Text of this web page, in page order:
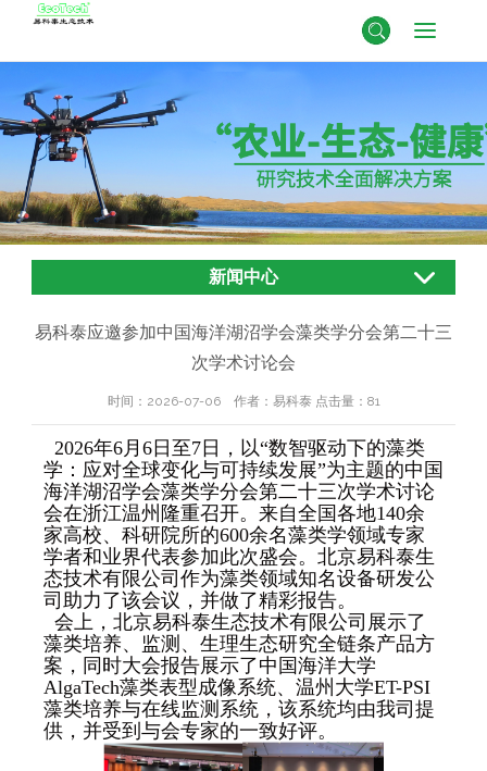
新闻中心
易科泰应邀参加中国海洋湖沼学会藻类学分会第二十三
次学术讨论会
时间：2026-07-06 作者：易科泰 点击量： 81
2026年6月6日至7日，以“数智驱动下的藻类
学：应对全球变化与可持续发展”为主题的中国
海洋湖沼学会藻类学分会第二十三次学术讨论
会在浙江温州隆重召开。来自全国各地140余
家高校、科研院所的600余名藻类学领域专家
学者和业界代表参加此次盛会。北京易科泰生
态技术有限公司作为藻类领域知名设备研发公
司助力了该会议，并做了精彩报告。
会上，北京易科泰生态技术有限公司展示了
藻类培养、监测、生理生态研究全链条产品方
案，同时大会报告展示了中国海洋大学
AlgaTech藻类表型成像系统、温州大学ET-PSI
藻类培养与在线监测系统，该系统均由我司提
供，并受到与会专家的一致好评。